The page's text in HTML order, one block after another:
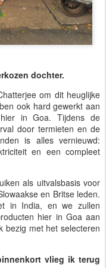
dochter.
om dit heuglijke
ook hard gewerkt aan
in Goa. Tijdens de
door termieten en de
is alles vernieuwd:
en een compleet
als uitvalsbasis voor
en Britse leden.
in India, en we zullen
hier in Goa aan
bezig met het selecteren
vlieg ik terug